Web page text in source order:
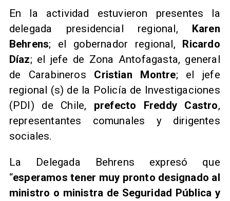
En la actividad estuvieron presentes la
delegada presidencial regional, Karen
Behrens; el gobernador regional, Ricardo
Díaz; el jefe de Zona Antofagasta, general
de Carabineros Cristian Montre; el jefe
regional (s) de la Policía de Investigaciones
(PDI) de Chile, prefecto Freddy Castro,
representantes comunales y dirigentes
sociales.
La Delegada Behrens expresó que
“esperamos tener muy pronto designado al
ministro o ministra de Seguridad Pública y